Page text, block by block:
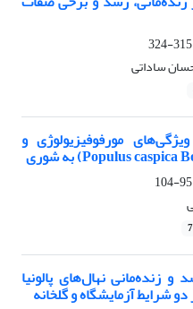
315-324
ساداتی
مورفو‌فیزیولوژی و
95-104
زنده‌مانی نهال‌های پالونیا